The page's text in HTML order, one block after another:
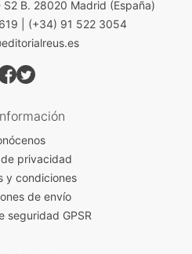
B. 28020 Madrid (España)
(+34) 91 522 3054
privacidad
y condiciones
de envío
seguridad GPSR